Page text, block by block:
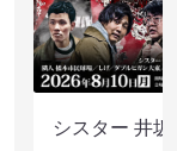
シスター 井